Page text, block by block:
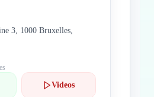
3, 1000 Bruxelles,
Videos